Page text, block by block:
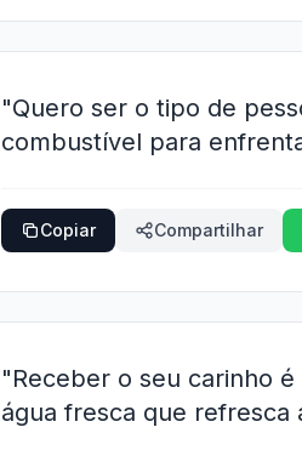
"Quero ser o tipo de
combustível para
Copiar Compartilhar
"Receber o seu carinho
água fresca que refresca